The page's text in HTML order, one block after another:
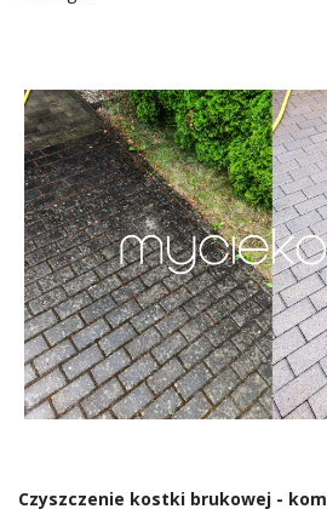
Czyszczenie kostki brukowej -